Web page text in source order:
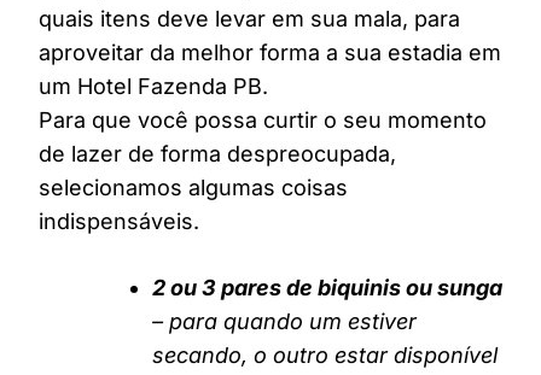
quais itens deve levar em sua mala, para
aproveitar da melhor forma a sua estadia em
um Hotel Fazenda PB.
Para que você possa curtir o seu momento
de lazer de forma despreocupada,
selecionamos algumas coisas
indispensáveis.
2 ou 3 pares de biquinis ou sunga
– para quando um estiver
secando, o outro estar disponível